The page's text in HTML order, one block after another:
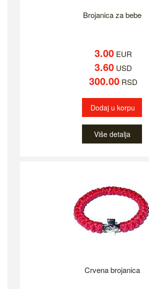
Brojanica za bebe
3.00 EUR
3.60 USD
300.00 RSD
Dodaj u korpu
Više detalja
Crvena brojanica